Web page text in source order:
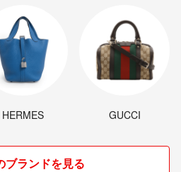
HERMES GUCCI
ブランドを見る